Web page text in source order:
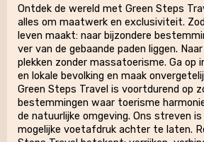
Ontdek de wereld met Green Steps
alles om maatwerk en exclusiviteit.
leven maakt: naar bijzondere
ver van de gebaande paden liggen.
plekken zonder massatoerisme. Ga op
en lokale bevolking en maak
Green Steps Travel is voortdurend op
bestemmingen waar toerisme
de natuurlijke omgeving. Ons streven
mogelijke voetafdruk achter te laten.